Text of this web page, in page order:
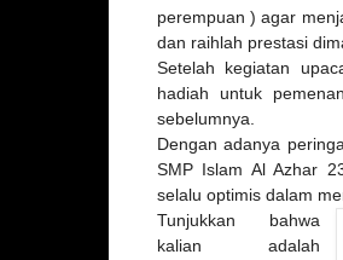
perempuan ) agar
dan raihlah prestasi
Setelah kegiatan
hadiah untuk
sebelumnya.
Dengan adanya
SMP Islam Al Azhar
selalu optimis dalam
Tunjukkan bahwa
kalian adalah